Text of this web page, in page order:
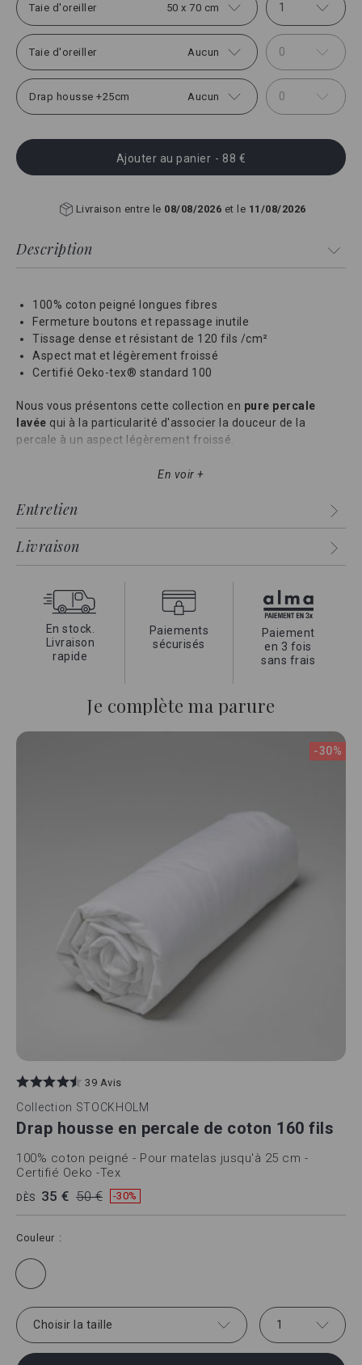
Taie d'oreiller 50 x 70 cm 1
Taie d'oreiller Aucun 0
Drap housse +25cm Aucun 0
Ajouter au panier - 88 €
Livraison entre le 08/08/2026 et le 11/08/2026
Description
100% coton peigné longues fibres
Fermeture boutons et repassage inutile
Tissage dense et résistant de 120 fils /cm²
Aspect mat et légèrement froissé
Certifié Oeko-tex® standard 100
Nous vous présentons cette collection en pure percale
lavée qui à la particularité d'associer la douceur de la
percale à un aspect légèrement froissé.
Nul besoin de la repasser grâce à son
conférant plus de douceur et de souplesse qu'une percale
tissage serré de
linge magnifique alliant la
douceur de la percale lavée
qualité du coton peigné
En voir +
Entretien
Livraison
En stock.
Livraison
rapide
Paiements
sécurisés
Paiement
en 3 fois
sans frais
Je complète ma parure
-30%
39 Avis
Collection STOCKHOLM
Drap housse en percale de coton 160 fils
100% coton peigné - Pour matelas jusqu'à 25 cm -
Certifié Oeko -Tex
DÈS 35 € 50 € -30%
Couleur
Choisir la taille 1